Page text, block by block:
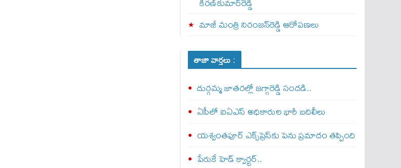
మాజీ మంత్రి నిరంజన్‌రెడ్డి ఆరోపణలు
తాజా వార్తలు :
దుర్గమ్మ జాతరల్లో జగ్గారెడ్డి సందడి..
ఏపీలో ఐఏఎస్ అధికారుల భారీ బదిలీలు
యశ్వంతపూర్ ఎక్స్‌ప్రెస్‌కు పెను ప్రమాదం తప్పింది
పేరుకే హెడ్ క్వార్టర్..